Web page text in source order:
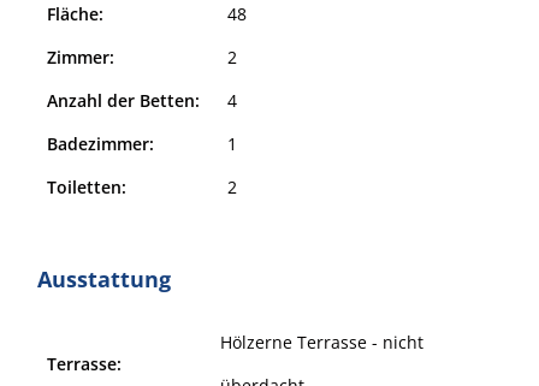
Fläche:
48
Zimmer:
2
Anzahl der Betten:
4
Badezimmer:
1
Toiletten:
2
Ausstattung
Terrasse:
Hölzerne Terrasse - nicht